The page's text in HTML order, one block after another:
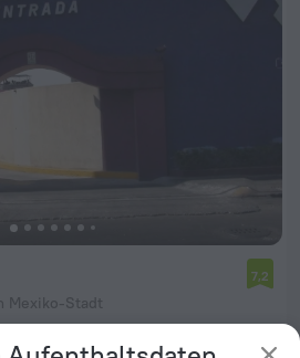
Mexiko-Stadt
7,2